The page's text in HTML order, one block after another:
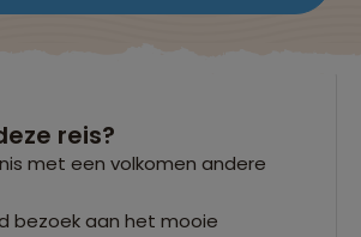
reis?
met een volkomen andere
bezoek aan het mooie